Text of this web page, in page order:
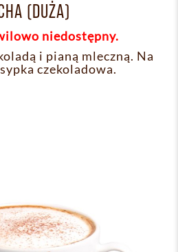
(DUŻA)
niedostępny.
i pianą mleczną. Na
czekoladowa.